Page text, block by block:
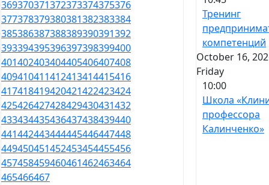
369370371372373374375376
377378379380381382383384
385386387388389390391392
393394395396397398399400
401402403404405406407408
409410411412413414415416
417418419420421422423424
425426427428429430431432
433434435436437438439440
441442443444445446447448
449450451452453454455456
457458459460461462463464
465466467
Тренинг
компетенций
October 16,
Friday
10:00
Школа
профессора
Калинченко»